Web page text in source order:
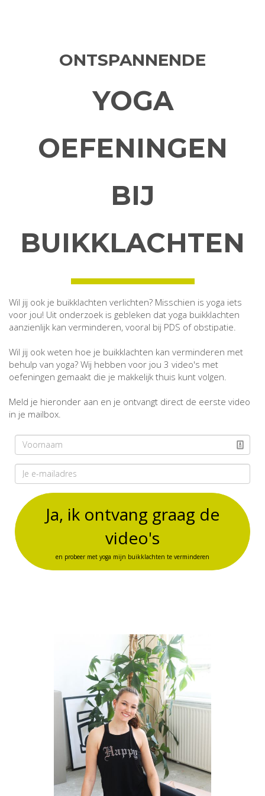
ONTSPANNENDE
YOGA
OEFENINGEN
BIJ
BUIKKLACHTEN
Wil jij ook je buikklachten verlichten? Misschien is yoga iets
voor jou! Uit onderzoek is gebleken dat yoga buikklachten
aanzienlijk kan verminderen, vooral bij PDS of obstipatie.
Wil jij ook weten hoe je buikklachten kan verminderen met
behulp van yoga? Wij hebben voor jou 3 video's met
oefeningen gemaakt die je makkelijk thuis kunt volgen.
Meld je hieronder aan en je ontvangt direct de eerste video
in je mailbox.
Ja, ik ontvang graag de
video's
en probeer met yoga mijn buikklachten te verminderen